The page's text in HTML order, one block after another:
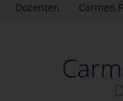
Dozenten Carmen